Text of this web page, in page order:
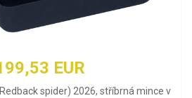
EUR
spider) 2026, stříbrná mince v